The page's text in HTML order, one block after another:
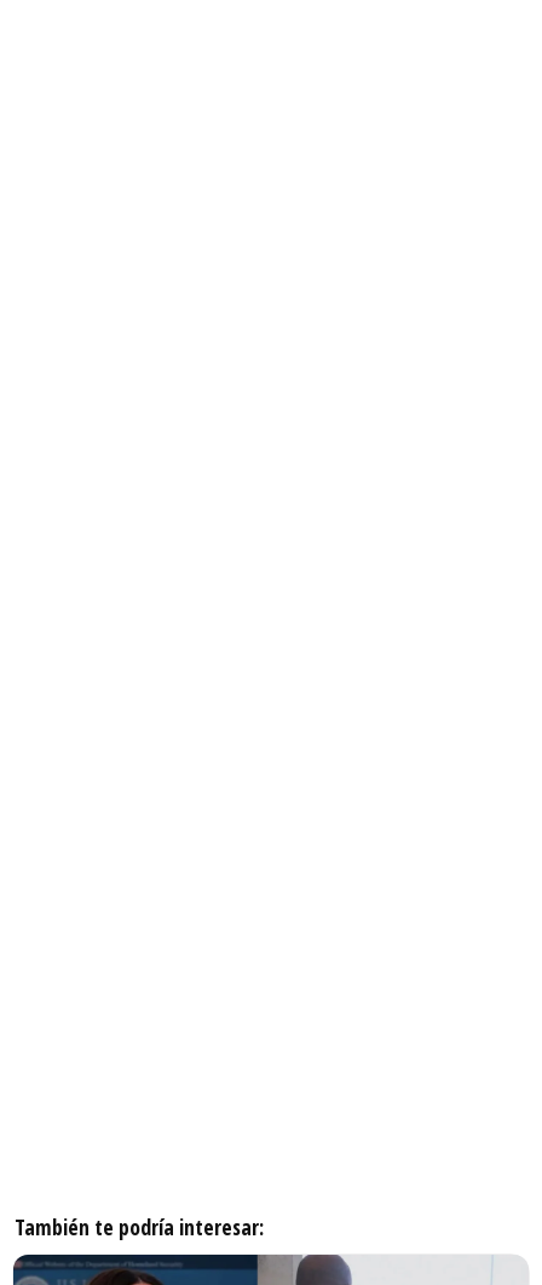
También te podría interesar: